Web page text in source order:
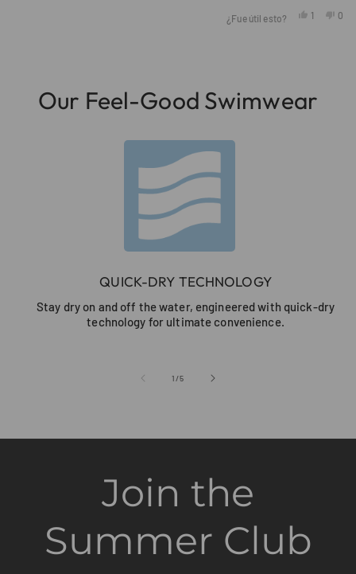
¿Fue útil esto?
Sí,1
No,
0
Our Feel-Good Swimwear
QUICK-DRY TECHNOLOGY
Stay dry on and off the water, engineered with quick-dry
technology for ultimate convenience.
1 /de
5
Join the
Summer Club